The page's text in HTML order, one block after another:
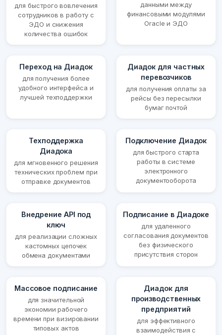
для быстрого вовлечения
сотрудников в работу с
ЭДО и снижения
количества ошибок
данными между
финансовыми модулями
Oracle и ЭДО
Переход на Диадок
для получения более
удобного интерфейса и
лучшей техподдержки
Диадок для частных
перевозчиков
для получения оплаты за
рейсы без пересылки
бумаг почтой
Техподдержка
Диадока
для мгновенного решения
технических проблем при
отправке документов
Подключение Диадок
для быстрого старта
работы в системе
электронного
документооборота
Внедрение API под
ключ
для реализации сложных
кастомных цепочек
обмена документами
Подписание в Диадоке
для удаленного
согласования документов
без физического
присутствия сторон
Массовое подписание
для значительной
экономии рабочего
времени при визировании
типовых актов
Диадок для
производственных
предприятий
для эффективного
взаимодействия с